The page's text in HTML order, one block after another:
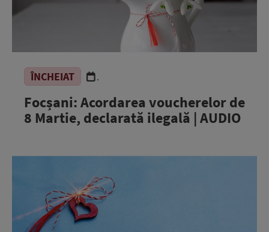
ÎNCHEIAT .
Focșani: Acordarea voucherelor de
8 Martie, declarată ilegală | AUDIO